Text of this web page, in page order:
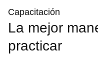
Capacitación
La mejor
practicar